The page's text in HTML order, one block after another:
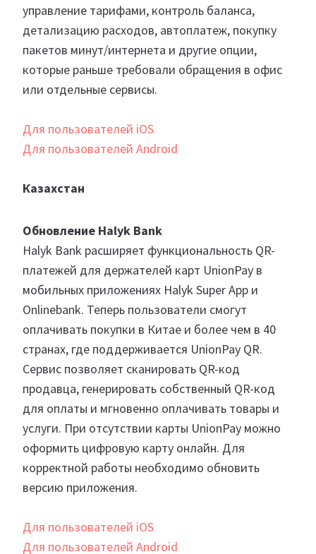
управление тарифами, контроль баланса,
детализацию расходов, автоплатеж, покупку
пакетов минут/интернета и другие опции,
которые раньше требовали обращения в офис
или отдельные сервисы.
Для пользователей iOS
Для пользователей Android
Казахстан
Обновление Halyk Bank
Halyk Bank расширяет функциональность QR-
платежей для держателей карт UnionPay в
мобильных приложениях Halyk Super App и
Onlinebank. Теперь пользователи смогут
оплачивать покупки в Китае и более чем в 40
странах, где поддерживается UnionPay QR.
Сервис позволяет сканировать QR-код
продавца, генерировать собственный QR-код
для оплаты и мгновенно оплачивать товары и
услуги. При отсутствии карты UnionPay можно
оформить цифровую карту онлайн. Для
корректной работы необходимо обновить
версию приложения.
Для пользователей iOS
Для пользователей Android